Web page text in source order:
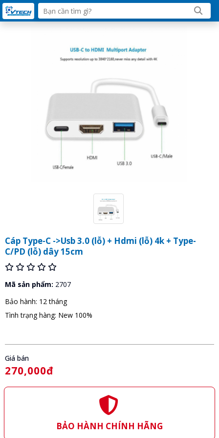
Cáp Type-C ->Usb 3.0 (lỗ) + Hdmi (lỗ) 4k + Type-
C/PD (lỗ) dây 15cm
Mã sản phẩm: 2707
Bảo hành: 12 tháng
Tình trạng hàng: New 100%
Giá bán
270,000đ
BẢO HÀNH CHÍNH HÃNG